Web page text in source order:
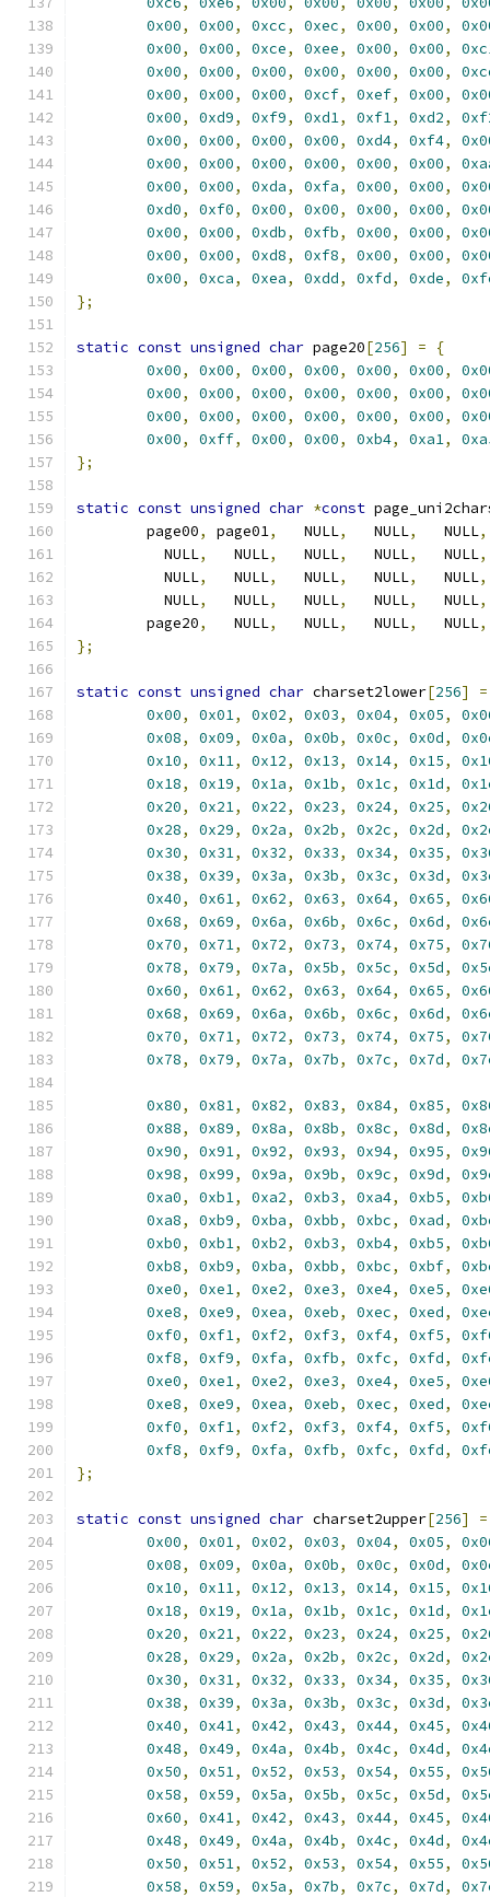
0x00, 0x00, 0xcc, 0xec, 0x00, 0x00,
0x00, 0x00, 0xce, 0xee, 0x00, 0x00,
0x00, 0x00, 0x00, 0x00, 0x00, 0x00,
0x00, 0x00, 0x00, 0xcf, 0xef, 0x00,
0x00, 0xd9, 0xf9, 0xd1, 0xf1, 0xd2,
0x00, 0x00, 0x00, 0x00, 0xd4, 0xf4,
0x00, 0x00, 0x00, 0x00, 0x00, 0x00,
0x00, 0x00, 0xda, 0xfa, 0x00, 0x00,
0xd0, 0xf0, 0x00, 0x00, 0x00, 0x00,
0x00, 0x00, 0xdb, 0xfb, 0x00, 0x00,
0x00, 0x00, 0xd8, 0xf8, 0x00, 0x00,
0x00, 0xca, 0xea, 0xdd, 0xfd, 0xde,
};
static const unsigned char page20[256] =
{
0x00, 0x00, 0x00, 0x00, 0x00, 0x00,
0x00, 0x00, 0x00, 0x00, 0x00, 0x00,
0x00, 0x00, 0x00, 0x00, 0x00, 0x00,
0x00, 0xff, 0x00, 0x00, 0xb4, 0xa1,
};
static const unsigned char *const
	page00
, page01,
   NULL
,
   NULL
,
   NULL
,
	  NULL
,
   NULL
,
   NULL
,
   NULL
,
   NULL
,
	  NULL
,
   NULL
,
   NULL
,
   NULL
,
   NULL
,
	  NULL
,
   NULL
,
   NULL
,
   NULL
,
   NULL
,
	page20
,
   NULL
,
   NULL
,
   NULL
,
   NULL
,
};
static const unsigned char charset2lower[256]
=
0x00, 0x01, 0x02, 0x03, 0x04, 0x05,
0x08, 0x09, 0x0a, 0x0b, 0x0c, 0x0d,
0x10, 0x11, 0x12, 0x13, 0x14, 0x15,
0x18, 0x19, 0x1a, 0x1b, 0x1c, 0x1d,
0x20, 0x21, 0x22, 0x23, 0x24, 0x25,
0x28, 0x29, 0x2a, 0x2b, 0x2c, 0x2d,
0x30, 0x31, 0x32, 0x33, 0x34, 0x35,
0x38, 0x39, 0x3a, 0x3b, 0x3c, 0x3d,
0x40, 0x61, 0x62, 0x63, 0x64, 0x65,
0x68, 0x69, 0x6a, 0x6b, 0x6c, 0x6d,
0x70, 0x71, 0x72, 0x73, 0x74, 0x75,
0x78, 0x79, 0x7a, 0x5b, 0x5c, 0x5d,
0x60, 0x61, 0x62, 0x63, 0x64, 0x65,
0x68, 0x69, 0x6a, 0x6b, 0x6c, 0x6d,
0x70, 0x71, 0x72, 0x73, 0x74, 0x75,
0x78, 0x79, 0x7a, 0x7b, 0x7c, 0x7d,
0x80, 0x81, 0x82, 0x83, 0x84, 0x85,
0x88, 0x89, 0x8a, 0x8b, 0x8c, 0x8d,
0x90, 0x91, 0x92, 0x93, 0x94, 0x95,
0x98, 0x99, 0x9a, 0x9b, 0x9c, 0x9d,
0xa0, 0xb1, 0xa2, 0xb3, 0xa4, 0xb5,
0xa8, 0xb9, 0xba, 0xbb, 0xbc, 0xad,
0xb0, 0xb1, 0xb2, 0xb3, 0xb4, 0xb5,
0xb8, 0xb9, 0xba, 0xbb, 0xbc, 0xbf,
0xe0, 0xe1, 0xe2, 0xe3, 0xe4, 0xe5,
0xe8, 0xe9, 0xea, 0xeb, 0xec, 0xed,
0xf0, 0xf1, 0xf2, 0xf3, 0xf4, 0xf5,
0xf8, 0xf9, 0xfa, 0xfb, 0xfc, 0xfd,
0xe0, 0xe1, 0xe2, 0xe3, 0xe4, 0xe5,
0xe8, 0xe9, 0xea, 0xeb, 0xec, 0xed,
0xf0, 0xf1, 0xf2, 0xf3, 0xf4, 0xf5,
0xf8, 0xf9, 0xfa, 0xfb, 0xfc, 0xfd,
};
static const unsigned char charset2upper[256]
=
0x00, 0x01, 0x02, 0x03, 0x04, 0x05,
0x08, 0x09, 0x0a, 0x0b, 0x0c, 0x0d,
0x10, 0x11, 0x12, 0x13, 0x14, 0x15,
0x18, 0x19, 0x1a, 0x1b, 0x1c, 0x1d,
0x20, 0x21, 0x22, 0x23, 0x24, 0x25,
0x28, 0x29, 0x2a, 0x2b, 0x2c, 0x2d,
0x30, 0x31, 0x32, 0x33, 0x34, 0x35,
0x38, 0x39, 0x3a, 0x3b, 0x3c, 0x3d,
0x40, 0x41, 0x42, 0x43, 0x44, 0x45,
0x48, 0x49, 0x4a, 0x4b, 0x4c, 0x4d,
0x50, 0x51, 0x52, 0x53, 0x54, 0x55,
0x58, 0x59, 0x5a, 0x5b, 0x5c, 0x5d,
0x60, 0x41, 0x42, 0x43, 0x44, 0x45,
0x48, 0x49, 0x4a, 0x4b, 0x4c, 0x4d,
0x50, 0x51, 0x52, 0x53, 0x54, 0x55,
0x58, 0x59, 0x5a, 0x7b, 0x7c, 0x7d,